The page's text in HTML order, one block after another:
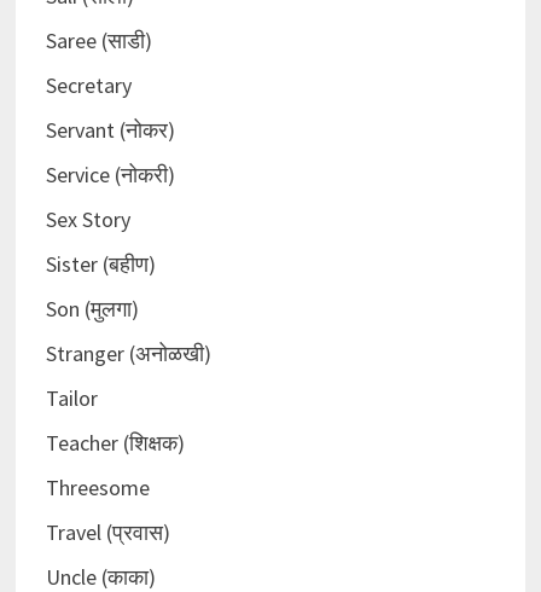
Saree (साडी)
Secretary
Servant (नोकर)
Service (नोकरी)
Sex Story
Sister (बहीण)
Son (मुलगा)
Stranger (अनोळखी)
Tailor
Teacher (शिक्षक)
Threesome
Travel (प्रवास)
Uncle (काका)